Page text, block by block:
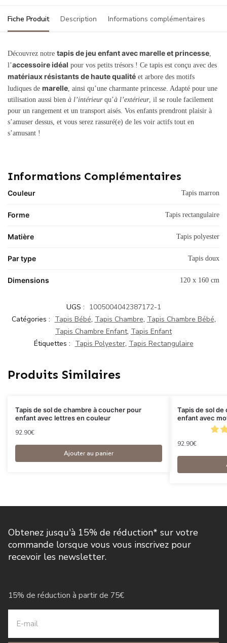
Fiche Produit Description Informations complémentaires
Découvrez notre tapis de jeu enfant avec marelle et princesse,
l’accessoire idéal pour vos petits trésors ! Ce tapis est conçu avec des
matériaux résistants de haute qualité et arbore des motifs
ludiques de marelle, ainsi qu’une charmante princesse. Adapté pour une
utilisation aussi bien à l’intérieurqu’à l’extérieur, il se roule facilement
pour un rangement et un transport aisés. Vos enfants prendront plaisir à
s’amuser dessus, et vous serez rassuré(e) de les voir actifs tout en
s’amusant !
Informations Complémentaires
Couleur Tapis marron
Forme Tapis rectangulaire
Matière Tapis polyester
Par type Tapis doux
Dimensions 120 x 160 cm
UGS : 1005004042387172-1
Catégories : Tapis Bébé, Tapis Chambre, Tapis Chambre Bébé,
Tapis Chambre Enfant, Tapis Enfant
Étiquettes : Tapis Polyester, Tapis Rectangulaire
Produits Similaires
Tapis de sol de chambre à coucher pour
enfant avec lettres en couleur
92.90€
Ajouter au panier
Tapis de sol
enfant avec
92.90€
Obtenez jusqu'à 15% de réduction* sur votre
commande lorsque vous vous inscrivez pour
recevoir les newsletter.
15% de réduction à partir de 75€